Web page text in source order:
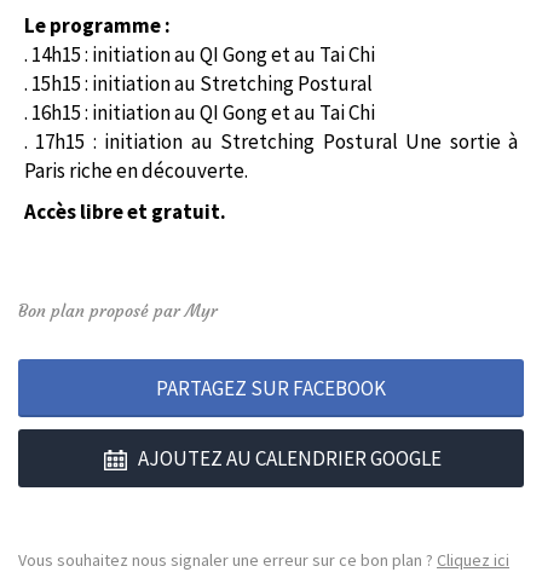
Le programme :
. 14h15 : initiation au QI Gong et au Tai Chi
. 15h15 : initiation au Stretching Postural
. 16h15 : initiation au QI Gong et au Tai Chi
. 17h15 : initiation au Stretching Postural Une sortie à
Paris riche en découverte.
Accès libre et gratuit.
Bon plan proposé par Myr
PARTAGEZ SUR FACEBOOK
AJOUTEZ AU CALENDRIER GOOGLE
Vous souhaitez nous signaler une erreur sur ce bon plan ? Cliquez ici